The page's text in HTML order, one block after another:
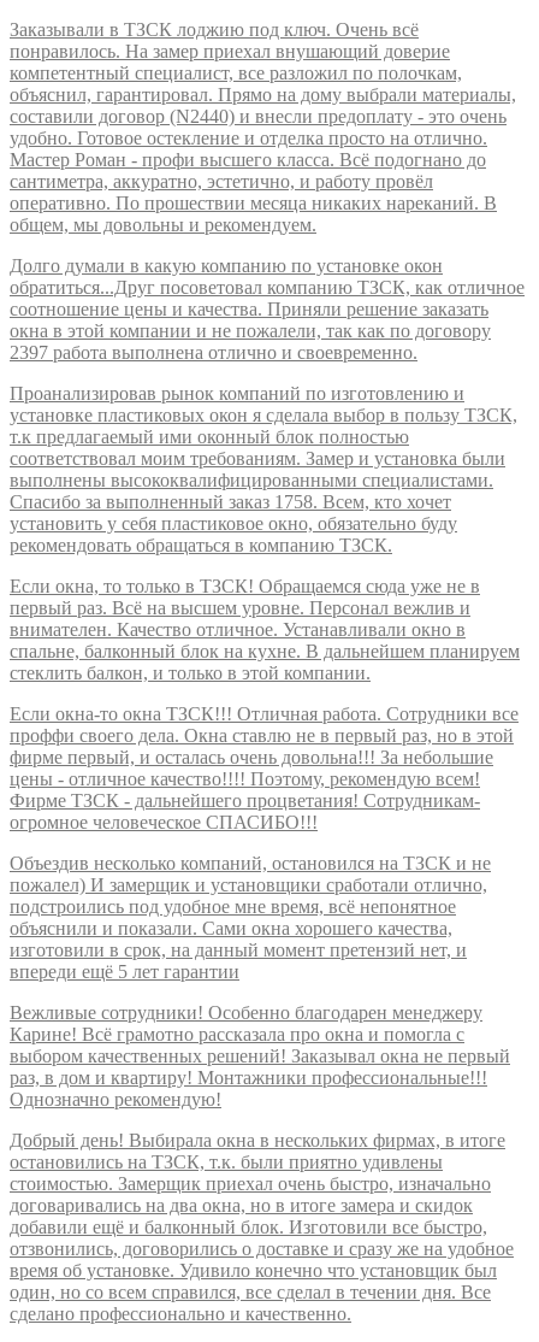
Заказывали в ТЗСК лоджию под ключ. Очень всё
понравилось. На замер приехал внушающий доверие
компетентный специалист, все разложил по полочкам,
объяснил, гарантировал. Прямо на дому выбрали материалы,
составили договор (N2440) и внесли предоплату - это очень
удобно. Готовое остекление и отделка просто на отлично.
Мастер Роман - профи высшего класса. Всё подогнано до
сантиметра, аккуратно, эстетично, и работу провёл
оперативно. По прошествии месяца никаких нареканий. В
общем, мы довольны и рекомендуем.
Долго думали в какую компанию по установке окон
обратиться...Друг посоветовал компанию ТЗСК, как отличное
соотношение цены и качества. Приняли решение заказать
окна в этой компании и не пожалели, так как по договору
2397 работа выполнена отлично и своевременно.
Проанализировав рынок компаний по изготовлению и
установке пластиковых окон я сделала выбор в пользу ТЗСК,
т.к предлагаемый ими оконный блок полностью
соответствовал моим требованиям. Замер и установка были
выполнены высококвалифицированными специалистами.
Спасибо за выполненный заказ 1758. Всем, кто хочет
установить у себя пластиковое окно, обязательно буду
рекомендовать обращаться в компанию ТЗСК.
Если окна, то только в ТЗСК! Обращаемся сюда уже не в
первый раз. Всё на высшем уровне. Персонал вежлив и
внимателен. Качество отличное. Устанавливали окно в
спальне, балконный блок на кухне. В дальнейшем планируем
стеклить балкон, и только в этой компании.
Если окна-то окна ТЗСК!!! Отличная работа. Сотрудники все
проффи своего дела. Окна ставлю не в первый раз, но в этой
фирме первый, и осталась очень довольна!!! За небольшие
цены - отличное качество!!!! Поэтому, рекомендую всем!
Фирме ТЗСК - дальнейшего процветания! Сотрудникам-
огромное человеческое СПАСИБО!!!
Объездив несколько компаний, остановился на ТЗСК и не
пожалел) И замерщик и установщики сработали отлично,
подстроились под удобное мне время, всё непонятное
объяснили и показали. Сами окна хорошего качества,
изготовили в срок, на данный момент претензий нет, и
впереди ещё 5 лет гарантии
Вежливые сотрудники! Особенно благодарен менеджеру
Карине! Всё грамотно рассказала про окна и помогла с
выбором качественных решений! Заказывал окна не первый
раз, в дом и квартиру! Монтажники профессиональные!!!
Однозначно рекомендую!
Добрый день! Выбирала окна в нескольких фирмах, в итоге
остановились на ТЗСК, т.к. были приятно удивлены
стоимостью. Замерщик приехал очень быстро, изначально
договаривались на два окна, но в итоге замера и скидок
добавили ещё и балконный блок. Изготовили все быстро,
отзвонились, договорились о доставке и сразу же на удобное
время об установке. Удивило конечно что установщик был
один, но со всем справился, все сделал в течении дня. Все
сделано профессионально и качественно.